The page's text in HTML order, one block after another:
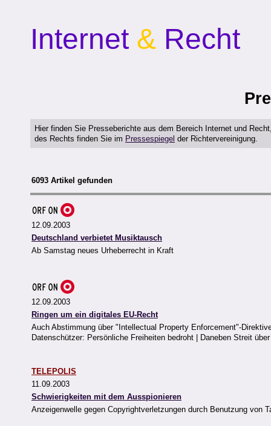
Internet & Recht
Hier finden Sie Presseberichte aus dem Bereich Internet und
des Rechts finden Sie im Pressespiegel der Richtervereinigung.
6093 Artikel gefunden
12.09.2003
Deutschland verbietet Musiktausch
Ab Samstag neues Urheberrecht in Kraft
12.09.2003
Ringen um ein digitales EU-Recht
Auch Abstimmung über "Intellectual Property Enforcement"-
Datenschützer: Persönliche Freiheiten bedroht | Daneben Streit
TELEPOLIS
11.09.2003
Schwierigkeiten mit dem Ausspionieren
Anzeigenwelle gegen Copyrightverletzungen durch Benutzung von